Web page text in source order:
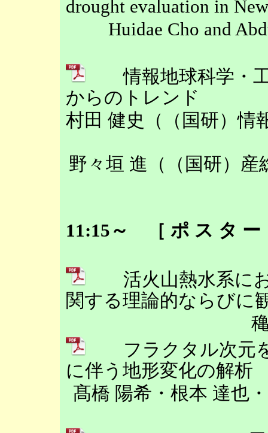
drought evaluation in
Huidae Cho and
情報地球科学・工
からのトレンド
村田 健史（（国研）情
野々垣 進（（国研）
11:15～ ［ ポ ス タ
活火山熱水系にお
関する理論的ならびに
フラクタル次元を
に伴う地形変化の解析
髙橋 陽希・根本 達也